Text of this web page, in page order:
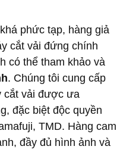
phức tạp, hàng giả
cắt vải đứng chính
có thể tham khảo và
. Chúng tôi cung cấp
cắt vải được ưa
đặc biệt độc quyền
TMD. Hàng cam
đầy đủ hình ảnh và